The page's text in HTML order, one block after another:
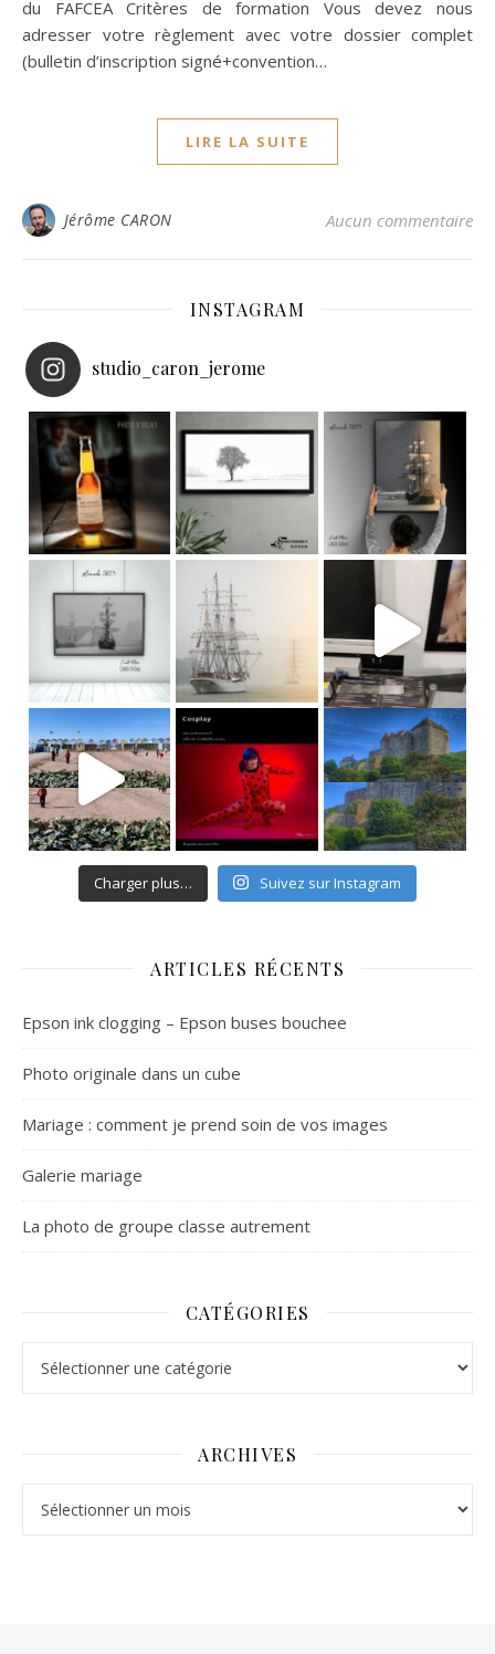
du FAFCEA Critères de formation Vous devez nous
adresser votre règlement avec votre dossier complet
(bulletin d’inscription signé+convention…
LIRE LA SUITE
Jérôme CARON Aucun commentaire
INSTAGRAM
studio_caron_jerome
Charger plus… Suivez sur Instagram
ARTICLES RÉCENTS
Epson ink clogging – Epson buses bouchee
Photo originale dans un cube
Mariage : comment je prend soin de vos images
Galerie mariage
La photo de groupe classe autrement
CATÉGORIES
ARCHIVES